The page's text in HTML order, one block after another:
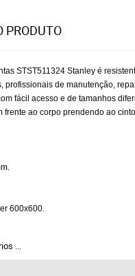
PRODUTO
STST511324 Stanley é
profissionais de manutenção,
fácil acesso e de tamanhos
frente ao corpo prendendo ao
600x600.
...